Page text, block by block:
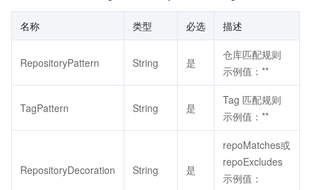
名称 类型 必选 描述
RepositoryPattern String 是
仓库匹配规则
示例值：**
TagPattern String 是
Tag 匹配规则
示例值：**
RepositoryDecoration String 是
repoMatches或
repoExcludes
示例值：